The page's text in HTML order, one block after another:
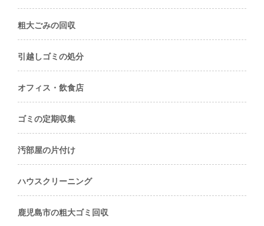
粗大ごみの回収
引越しゴミの処分
オフィス・飲食店
ゴミの定期収集
汚部屋の片付け
ハウスクリーニング
鹿児島市の粗大ゴミ回収